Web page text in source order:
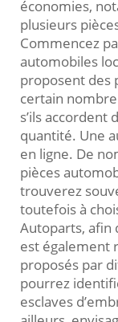
économies,
plusieurs
Commencez
automobiles
proposent des
certain
s’ils accordent
quantité. Une
en ligne. De
pièces
trouverez
toutefois à
Autoparts, afin
est également
proposés par
pourrez
esclaves